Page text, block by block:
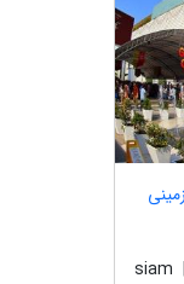
مرکز خرید سیام پاراگون بانکوک | siam